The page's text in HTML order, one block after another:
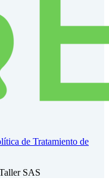
de Tratamiento de
SAS